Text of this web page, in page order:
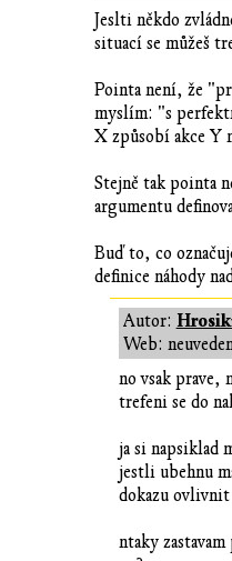
Jeslti někdo
situací se můžeš
Pointa není, že
myslím: "s
X způsobí akce Y
Stejně tak pointa
argumentu
Buď to, co
definice náhody
Autor:
Web:
no vsak prave,
trefeni se do
ja si napsiklad
jestli ubehnu
dokazu ovlivnit
ntaky